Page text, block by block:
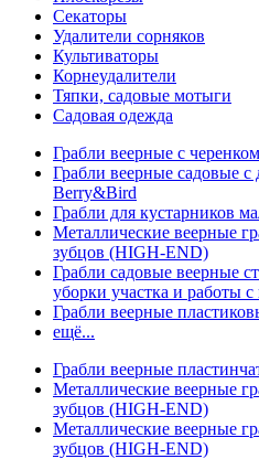
Секаторы
Удалители сорняков
Культиваторы
Корнеудалители
Тяпки, садовые мотыги
Садовая одежда
Грабли веерные с черенком
Грабли веерные садовые
Berry&Bird
Грабли для кустарников
Металлические веерные
зубцов (HIGH-END)
Грабли садовые веерные
уборки участка и работы
Грабли веерные
ещё...
Грабли веерные
Металлические веерные
зубцов (HIGH-END)
Металлические веерные
зубцов (HIGH-END)